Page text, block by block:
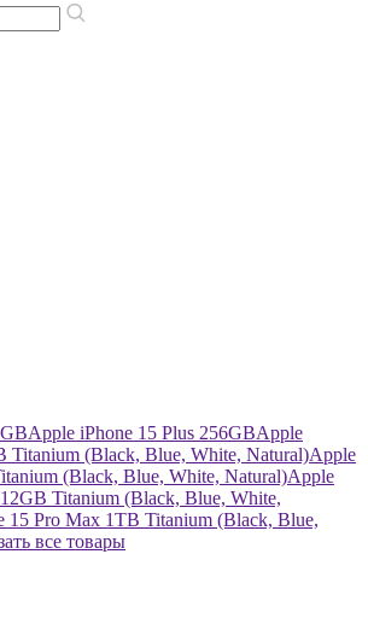
Apple iPhone 15 Plus 256GBApple
Titanium (Black, Blue, White, Natural)Apple
(Black, Blue, White, Natural)Apple
Titanium (Black, Blue, White,
15 Pro Max 1TB Titanium (Black, Blue,
все товары